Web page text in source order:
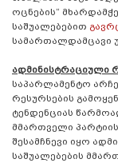
ოცნების“
საშუალებებით
სამართალდამცავი
ადმინისტრაციული
საპარლამენტო
რესურსების
ტენდენციას
მმართველი პარტიის
შესამჩნევი იყო
საშუალებების